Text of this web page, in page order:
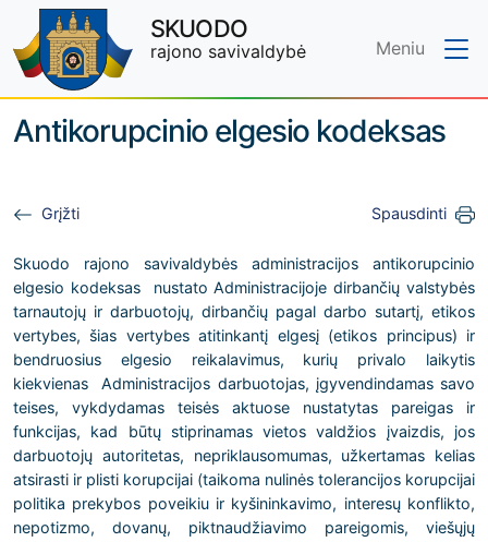
Skip to main content
SKUODO
rajono savivaldybė Meniu
Antikorupcinio elgesio kodeksas
Grįžti Spausdinti
Skuodo rajono savivaldybės administracijos antikorupcinio
elgesio kodeksas nustato Administracijoje dirbančių valstybės
tarnautojų ir darbuotojų, dirbančių pagal darbo sutartį, etikos
vertybes, šias vertybes atitinkantį elgesį (etikos principus) ir
bendruosius elgesio reikalavimus, kurių privalo laikytis
kiekvienas Administracijos darbuotojas, įgyvendindamas savo
teises, vykdydamas teisės aktuose nustatytas pareigas ir
funkcijas, kad būtų stiprinamas vietos valdžios įvaizdis, jos
darbuotojų autoritetas, nepriklausomumas, užkertamas kelias
atsirasti ir plisti korupcijai (taikoma nulinės tolerancijos korupcijai
politika prekybos poveikiu ir kyšininkavimo, interesų konflikto,
nepotizmo, dovanų, piktnaudžiavimo pareigomis, viešųjų